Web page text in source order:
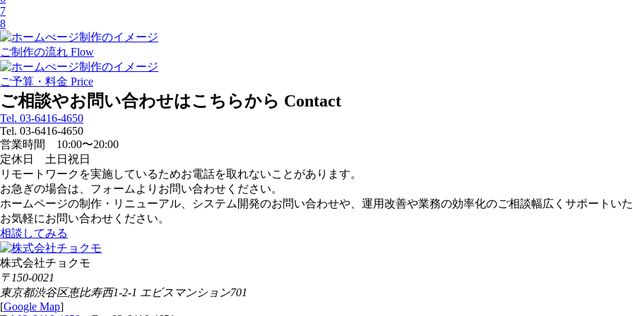
7
8
ご制作の流れ Flow
ご予算・料金 Price
ご相談やお問い合わせはこちらから Contact
Tel. 03-6416-4650
Tel. 03-6416-4650
営業時間 10:00〜20:00
定休日 土日祝日
リモートワークを実施しているためお電話を取れないことがあります。
お急ぎの場合は、フォームよりお問い合わせください。
ホームページの制作・リニューアル、システム開発のお問い合わせや、運用改善や業務の効率化のご相談幅広くサポートい
お気軽にお問い合わせください。
相談してみる
株式会社チョクモ
〒150-0021
東京都渋谷区恵比寿西1-2-1 エビスマンション701
[Google Map]